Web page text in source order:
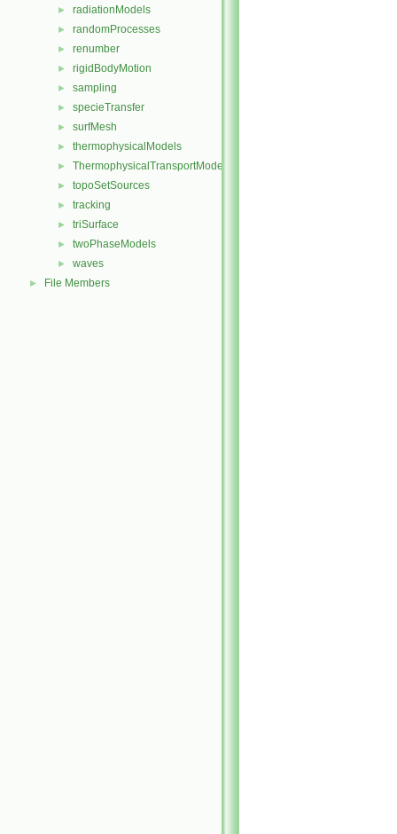
► radiationModels
► randomProcesses
► renumber
► rigidBodyMotion
► sampling
► specieTransfer
► surfMesh
► thermophysicalModels
► ThermophysicalTransportModels
► topoSetSources
► tracking
► triSurface
► twoPhaseModels
► waves
► File Members